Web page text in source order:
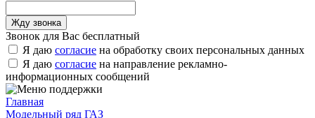
Звонок для Вас бесплатный
Я даю согласие на обработку своих персональных данных
Я даю согласие на направление рекламно-
информационных сообщений
Главная
Модельный ряд ГАЗ